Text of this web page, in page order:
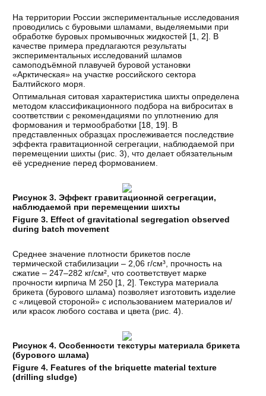
На территории России экспериментальные исследования
проводились с буровыми шламами, выделяемыми при
обработке буровых промывочных жидкостей [1 2]. В
качестве примера предлагаются результаты
экспериментальных исследований шламов
самоподъёмной плавучей буровой установки
«Арктическая» на участке российского сектора
Балтийского моря.
Оптимальная ситовая характеристика шихты определена
методом классификационного подбора на виброситах в
соответствии с рекомендациями по уплотнению для
формования и термообработки [18 19]. В
представленных образцах прослеживается последствие
эффекта гравитационной сегрегации, наблюдаемой при
перемещении шихты (рис. 3), что делает обязательным
её усреднение перед формованием.
Рисунок 3. Эффект гравитационной сегрегации,
наблюдаемой при перемещении шихты
Figure 3. Effect of gravitational segregation observed
during batch movement
Среднее значение плотности брикетов после
термической стабилизации – 2,06 г/см³, прочность на
сжатие – 247–282 кг/см², что соответствует марке
прочности кирпича М 250 [1 2]. Текстура материала
брикета (бурового шлама) позволяет изготовить изделие
с «лицевой стороной» с использованием материалов и/
или красок любого состава и цвета (рис. 4).
Рисунок 4. Особенности текстуры материала брикета
(бурового шлама)
Figure 4. Features of the briquette material texture
(drilling sludge)